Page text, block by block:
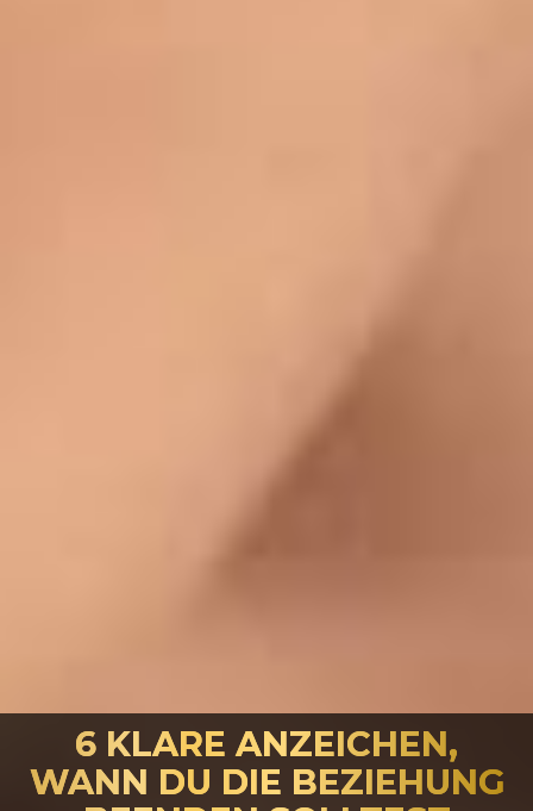
6 KLARE ANZEICHEN,
WANN DU DIE BEZIEHUNG
Sie befinden sich hier: